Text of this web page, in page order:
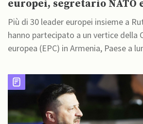
europei, segretario NATO
ucraino testando relazioni
Più di 30 leader europei insieme a
hanno partecipato a un vertice della
europea (EPC) in Armenia, Paese a